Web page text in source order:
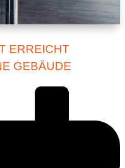
ERREICHT
GEBÄUDE